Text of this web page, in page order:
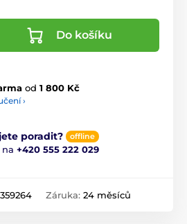
Do košíku
od 1 800 Kč
›
poradit? offline
+420 555 222 029
Záruka: 24 měsíců